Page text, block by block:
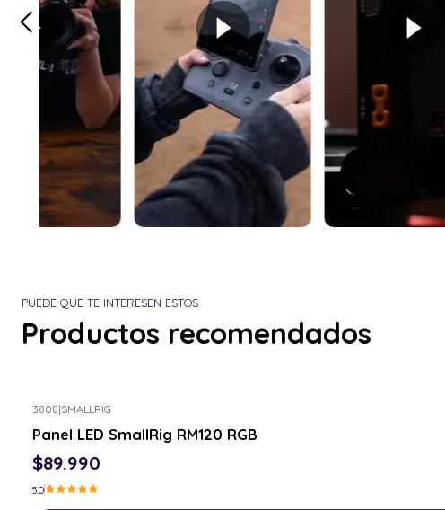
PUEDE QUE TE INTERESEN ESTOS
Productos recomendados
3808|SMALLRIG
Panel LED SmallRig RM120 RGB
$89.990
5.0